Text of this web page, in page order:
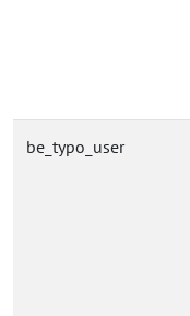
be_typo_user